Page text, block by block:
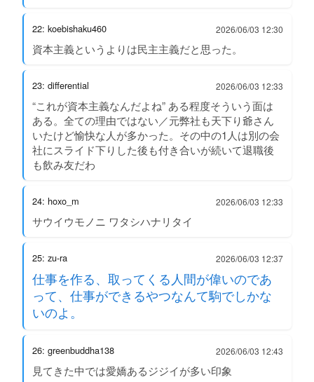
22: koebishaku460 2026/06/03 12:30
資本主義というよりは民主主義だと思った。
23: differential 2026/06/03 12:33
“これが資本主義なんだよね” ある程度そういう面は
ある。全ての理由ではない／元弊社も天下り爺さん
いたけど愉快な人が多かった。その中の1人は別の会
社にスライド下りした後も付き合いが続いて退職後
も飲み友だわ
24: hoxo_m 2026/06/03 12:33
サウイウモノニ ワタシハナリタイ
25: zu-ra 2026/06/03 12:37
仕事を作る、取ってくる人間が偉いのであ
って、仕事ができるやつなんて駒でしかな
いのよ。
26: greenbuddha138 2026/06/03 12:43
見てきた中では愛嬌あるジジイが多い印象